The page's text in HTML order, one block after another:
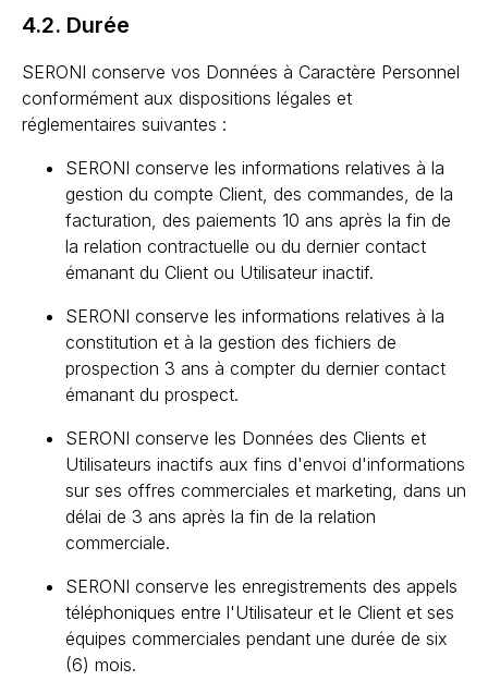
4.2. Durée
SERONI conserve vos Données à Caractère Personnel
conformément aux dispositions légales et
réglementaires suivantes :
SERONI conserve les informations relatives à la
gestion du compte Client, des commandes, de la
facturation, des paiements 10 ans après la fin de
la relation contractuelle ou du dernier contact
émanant du Client ou Utilisateur inactif.
SERONI conserve les informations relatives à la
constitution et à la gestion des fichiers de
prospection 3 ans à compter du dernier contact
émanant du prospect.
SERONI conserve les Données des Clients et
Utilisateurs inactifs aux fins d'envoi d'informations
sur ses offres commerciales et marketing, dans un
délai de 3 ans après la fin de la relation
commerciale.
SERONI conserve les enregistrements des appels
téléphoniques entre l'Utilisateur et le Client et ses
équipes commerciales pendant une durée de six
(6) mois.